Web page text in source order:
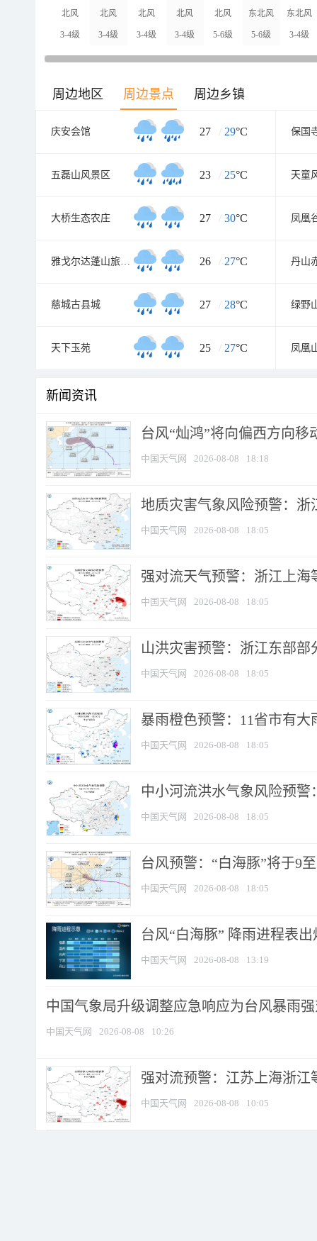
北风
3-4级
北风
3-4级
北风
3-4级
北风
3-4级
北风
5-6级
东北风
5-6级
东北风
3-4级
周边地区 周边景点 周边乡镇
庆安会馆 27 / 29°C 保国
五磊山风景区 23 / 25°C 天童
大桥生态农庄 27 / 30°C 凤凰
雅戈尔达蓬山旅游度假区 26 / 27°C
慈城古县城 27 / 28°C 绿野
天下玉苑 25 / 27°C 凤凰
新闻资讯
台风“灿鸿”将向偏西方向移
中国天气网 2026-08-08 18:18
地质灾害气象风险预警：
中国天气网 2026-08-08 18:05
强对流天气预警：浙江上海
中国天气网 2026-08-08 18:05
山洪灾害预警：浙江东部
中国天气网 2026-08-08 18:05
暴雨橙色预警：11省市有
中国天气网 2026-08-08 18:05
中小河流洪水气象风险预
中国天气网 2026-08-08 18:05
台风预警：“白海豚”将于9
中国天气网 2026-08-08 18:05
台风“白海豚” 降雨进程表
中国天气网 2026-08-08 13:19
中国气象局升级调整应急响应为台风暴雨
中国天气网 2026-08-08 10:26
强对流预警：江苏上海浙江
中国天气网 2026-08-08 10:05